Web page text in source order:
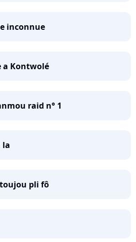
inconnue
a Kontwolé
raid n° 1
la
pli fô